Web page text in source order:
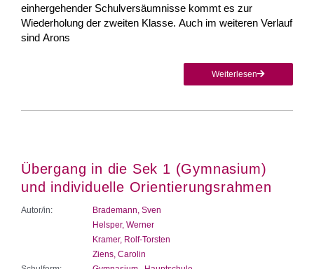
einhergehender Schulversäumnisse kommt es zur
Wiederholung der zweiten Klasse. Auch im weiteren Verlauf
sind Arons
Weiterlesen
Übergang in die Sek 1 (Gymnasium)
und individuelle Orientierungsrahmen
Autor/in:
Brademann, Sven
Helsper, Werner
Kramer, Rolf-Torsten
Ziens, Carolin